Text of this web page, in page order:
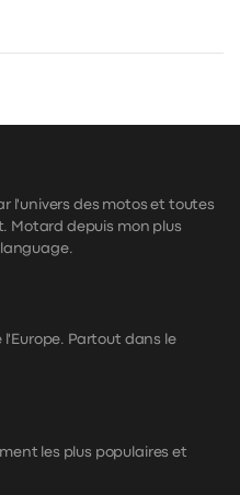
l'univers des motos et toutes
Motard depuis mon plus
l'Europe. Partout dans le
les plus populaires et